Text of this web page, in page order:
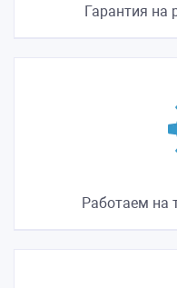
Гарантия на
Работаем на